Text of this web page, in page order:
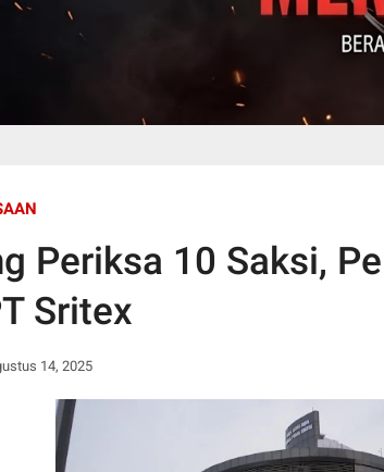
Periksa 10 Saksi,
Sritex
14, 2025